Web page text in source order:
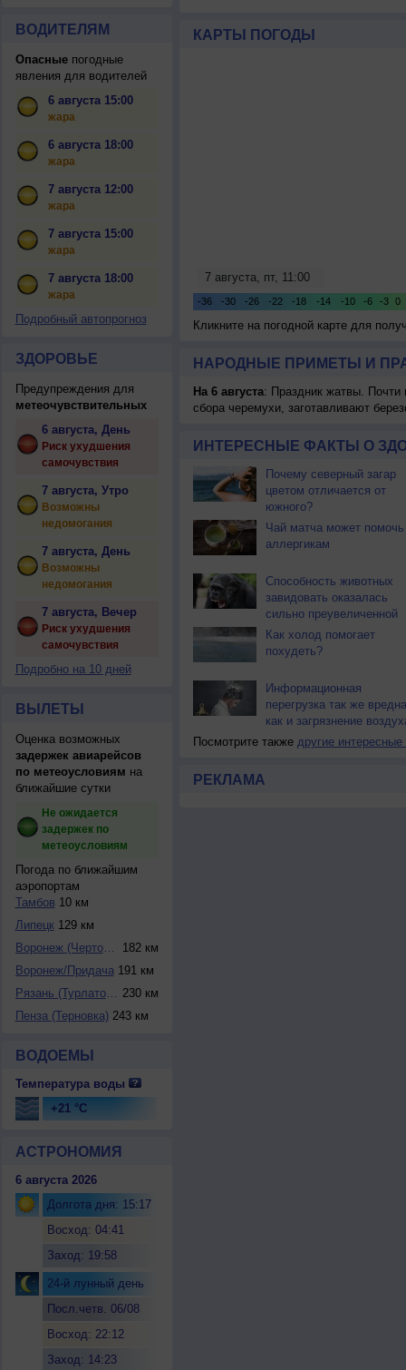
ВОДИТЕЛЯМ
Опасныепогодные
явления для водителей
6 августа 15:00
жара
6 августа 18:00
жара
7 августа 12:00
жара
7 августа 15:00
жара
7 августа 18:00
жара
Подробный автопрогноз
ЗДОРОВЬЕ
Предупреждения для
метеочувствительных
6 августа, День
Риск ухудшения
самочувствия
7 августа, Утро
Возможны
недомогания
7 августа, День
Возможны
недомогания
7 августа, Вечер
Риск ухудшения
самочувствия
Подробно на 10 дней
ВЫЛЕТЫ
Оценка возможных
задержек авиарейсов
по метеоусловиям на
ближайшие сутки
Не ожидается
задержек по
метеоусловиям
Погода по ближайшим
аэропортам
Тамбов 10 км
Липецк129 км
Воронеж (Чертовит...
182 км
Воронeж/Придача191 км
Рязань (Турлатово... 230 км
Пенза (Терновка)243 км
ВОДОЕМЫ
Температура воды
+21 °C
АСТРОНОМИЯ
6 августа 2026
Долгота дня: 15:17
Восход: 04:41
Заход: 19:58
24-й лунный день
Посл.четв. 06/08
Восход: 22:12
Заход: 14:23
КАРТЫ ПОГОДЫ
Кликните на погодной карте для
НАРОДНЫЕ ПРИМЕТЫ И
На 6 августа: Праздник жатвы. Почти
сбора черемухи, заготавливают
ИНТЕРЕСНЫЕ ФАКТЫ О
Почему северный загар
цветом отличается от
южного?
Чай матча может помочь
аллергикам
Способность животных
завидовать оказалась
сильно преувеличенной
Как холод помогает
похудеть?
Информационная
перегрузка так же
как и загрязнение
Посмотрите также другие интересные
РЕКЛАМА